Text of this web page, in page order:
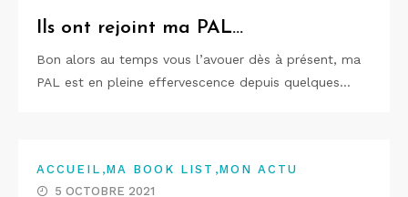
Ils ont rejoint ma PAL…
Bon alors au temps vous l’avouer dès à présent, ma
PAL est en pleine effervescence depuis quelques…
ACCUEIL ,MA BOOK LIST ,MON ACTU
5 OCTOBRE 2021